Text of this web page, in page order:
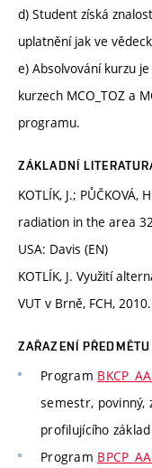
d) Student získá
uplatnění jak ve
e) Absolvování kurzu
kurzech MCO_TOZ a
programu.
ZÁKLADNÍ
KOTLÍK, J.;
radiation in the area
USA: Davis (EN)
KOTLÍK, J. Využití
VUT v Brně, FCH,
ZAŘAZENÍ
Program
semestr,
profilujícího
Program